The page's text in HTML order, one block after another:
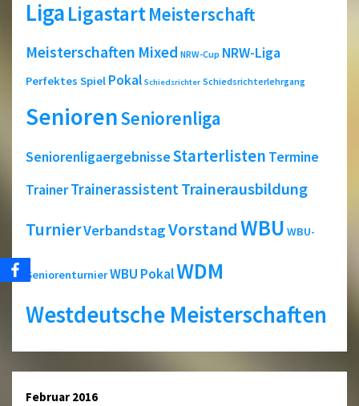
LigaLigastartMeisterschaft
Meisterschaften Mixed NRW-Cup NRW-Liga
Perfektes Spiel Pokal Schiedsrichter Schiedsrichterlehrgang
SeniorenSeniorenliga
SeniorenligaergebnisseStarterlisten Termine
TrainerTrainerassistentTrainerausbildung
TurnierVerbandstagVorstandWBU WBU-
SeniorenturnierWBU PokalWDM
Westdeutsche Meisterschaften
Februar 2016